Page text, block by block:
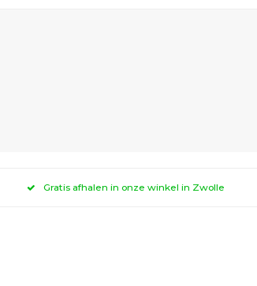
Gratis afhalen in onze winkel in Zwolle